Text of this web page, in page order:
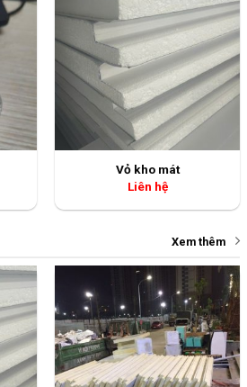
Vỏ kho mát
Liên hệ
Xem thêm